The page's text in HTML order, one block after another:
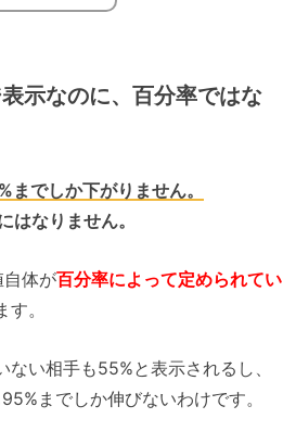
示なのに、百分率ではな
でしか下がりません。
なりません。
体が百分率によって定められてい
。
い相手も55%と表示されるし、
までしか伸びないわけです。